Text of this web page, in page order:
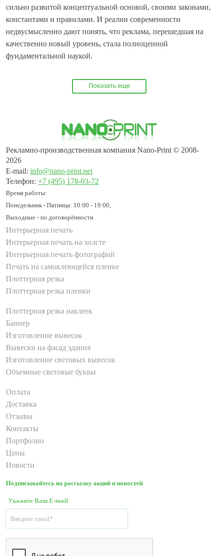
сильно развитой концептуальной основой, своими законами,
константами и правилами. И реалии современности
недвусмысленно дают понять, что реклама, перешедшая на
качественно новый уровень, стала полноценной
фундаментальной наукой.
Показать еще
Рекламно-производственная компания Nano-Print © 2008-
2026
E-mail: info@nano-print.net
Телефон: +7 (495) 178-03-72
Время работы:
Понедельник - Пятница: 10:00 - 19:00,
Выходные - по договорённости
Интерьерная печать
Интерьерная печать на холсте
Интерьерная печать фотографий
Печать на самоклеющейся пленке
Плоттерная резка
Плоттерная резка пленки
Плоттерная резка наклеек
Баннер
Изготовление вывесок
Вывески на фасад здания
Изготовление световых вывесок
Объемные световые буквы
Оплата
Доставка
Отзывы
Контакты
Портфолио
Цены
Новости
Подписывайтесь на рассылку акций и новостей
Укажите Ваш E-mail